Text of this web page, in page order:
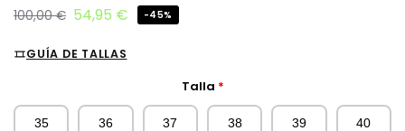
100,00€ 54,95 € -45%
GUÍA DE TALLAS
Talla *
35 36 37 38 39 40